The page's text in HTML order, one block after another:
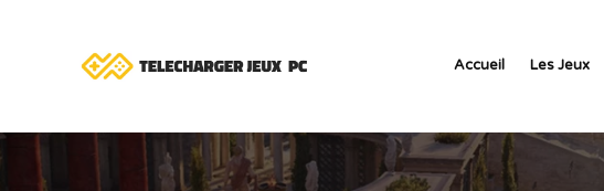
Accueil Les Jeux